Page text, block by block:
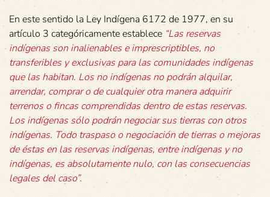
En este sentido la Ley Indígena 6172 de 1977, en su
artículo 3 categóricamente establece “Las reservas
indígenas son inalienables e imprescriptibles, no
transferibles y exclusivas para las comunidades indígenas
que las habitan. Los no indígenas no podrán alquilar,
arrendar, comprar o de cualquier otra manera adquirir
terrenos o fincas comprendidas dentro de estas reservas.
Los indígenas sólo podrán negociar sus tierras con otros
indígenas. Todo traspaso o negociación de tierras o mejoras
de éstas en las reservas indígenas, entre indígenas y no
indígenas, es absolutamente nulo, con las consecuencias
legales del caso”.